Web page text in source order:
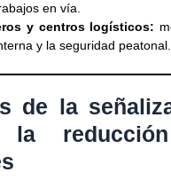
en vía.
y centros logísticos:
y la seguridad peatonal.
de la